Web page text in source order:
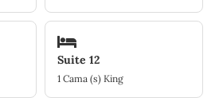
Suite 12
1 Cama (s) King